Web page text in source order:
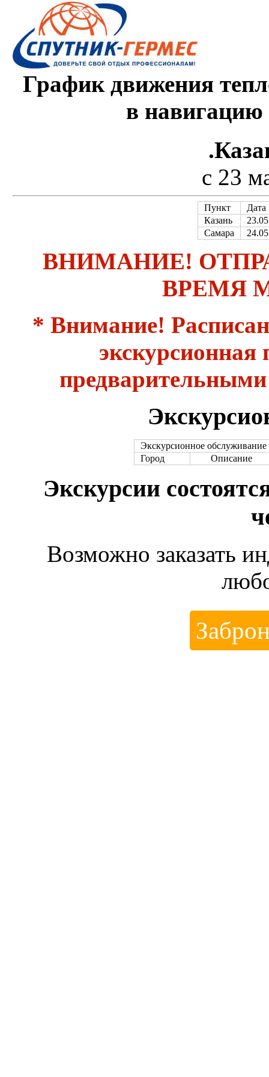
График движения
в
с 23
Пункт
Дата
Казань
23.05
Самара
24.05
ВНИМАНИЕ!
ВРЕМЯ
* Внимание!
Экскурсионное обслуживание
Город
Описание
Экскурсии
Возможно заказать